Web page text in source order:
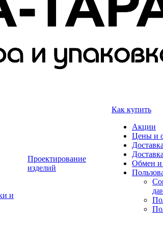
и
Проектирование
изделий
Как купить
Акции
Цены и
Обмен и